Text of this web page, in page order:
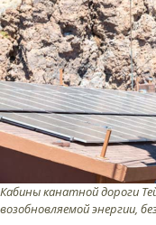
Кабины канатной дороги
возобновляемой энергии,